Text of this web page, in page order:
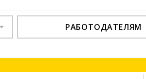
РАБОТОДАТЕЛЯМ